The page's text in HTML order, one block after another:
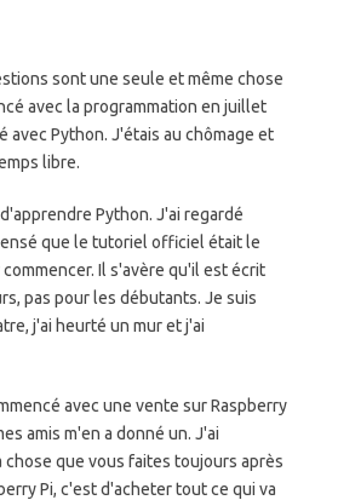
sont une seule et même chose
avec la programmation en juillet
avec Python. J'étais au chômage et
libre.
Python. J'ai regardé
que le tutoriel officiel était le
Il s'avère qu'il est écrit
pas pour les débutants. Je suis
j'ai heurté un mur et j'ai
avec une vente sur Raspberry
amis m'en a donné un. J'ai
que vous faites toujours après
Pi, c'est d'acheter tout ce qui va